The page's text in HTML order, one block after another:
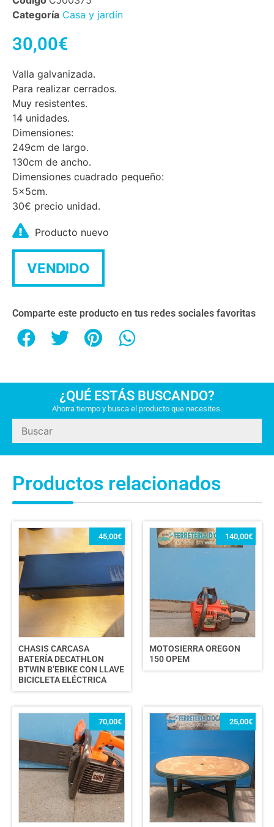
Categoría Casa y jardín
30,00€
Valla galvanizada.
Para realizar cerrados.
Muy resistentes.
14 unidades.
Dimensiones:
249cm de largo.
130cm de ancho.
Dimensiones cuadrado pequeño:
5x5cm.
30€ precio unidad.
Producto nuevo
VENDIDO
Comparte este producto en tus redes sociales favoritas
¿QUÉ ESTÁS BUSCANDO?
Ahorra tiempo y busca el producto que necesites.
Productos relacionados
CHASIS CARCASA
BATERÍA DECATHLON
BTWIN B’EBIKE CON LLAVE
BICICLETA ELÉCTRICA
45,00€
MOTOSIERRA OREGON
150 OPEM
140,00€
70,00€ 25,00€